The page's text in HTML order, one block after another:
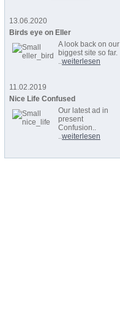
13.06.2020
Birds eye on Eller
A look back on our
biggest site so far.
..weiterlesen
11.02.2019
Nice Life Confused
Our latest ad in
present
Confusion..
..weiterlesen